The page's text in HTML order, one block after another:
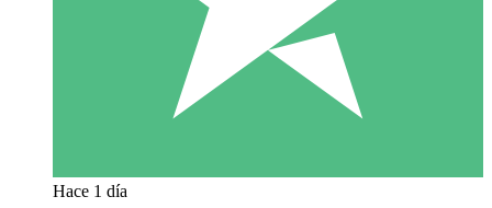
Hace 1 día